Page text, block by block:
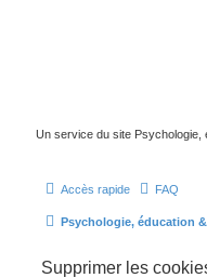
Un service du site Psychologie,
Accès rapide FAQ
Psychologie, éducation
Supprimer les